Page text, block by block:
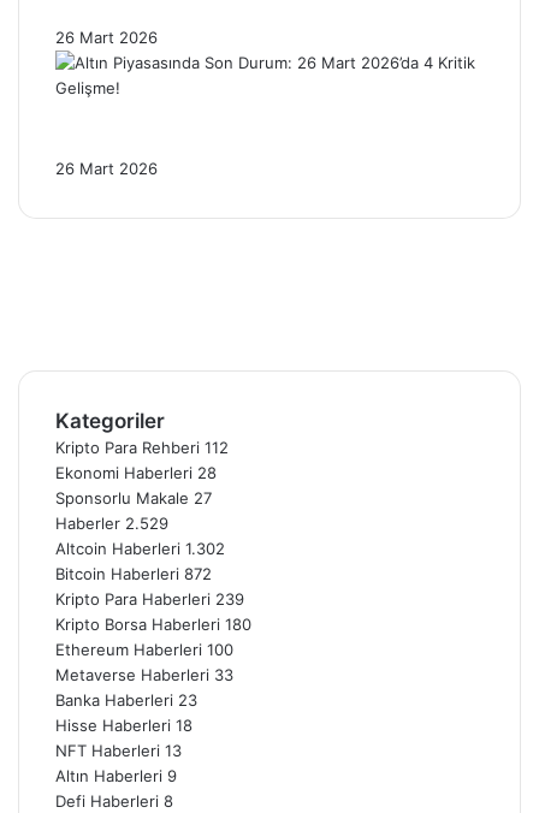
26 Mart 2026
26 Mart 2026
Kategoriler
Kripto Para Rehberi 112
Ekonomi Haberleri 28
Sponsorlu Makale 27
Haberler 2.529
Altcoin Haberleri 1.302
Bitcoin Haberleri 872
Kripto Para Haberleri 239
Kripto Borsa Haberleri 180
Ethereum Haberleri 100
Metaverse Haberleri 33
Banka Haberleri 23
Hisse Haberleri 18
NFT Haberleri 13
Altın Haberleri 9
Defi Haberleri 8